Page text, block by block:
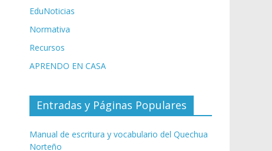
EduNoticias
Normativa
Recursos
APRENDO EN CASA
Entradas y Páginas Populares
Manual de escritura y vocabulario del Quechua
Norteño